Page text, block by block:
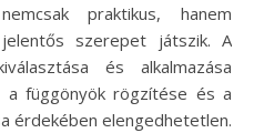
praktikus, hanem
szerepet játszik. A
és alkalmazása
a függönyök rögzítése és a
érdekében elengedhetetlen.